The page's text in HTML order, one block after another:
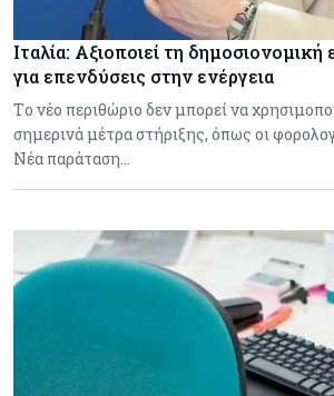
Ιταλία: Αξιοποιεί τη δημοσιονομική
για επενδύσεις στην ενέργεια
Tο νέο περιθώριο δεν μπορεί να
σημερινά μέτρα στήριξης, όπως οι
Νέα παράταση…